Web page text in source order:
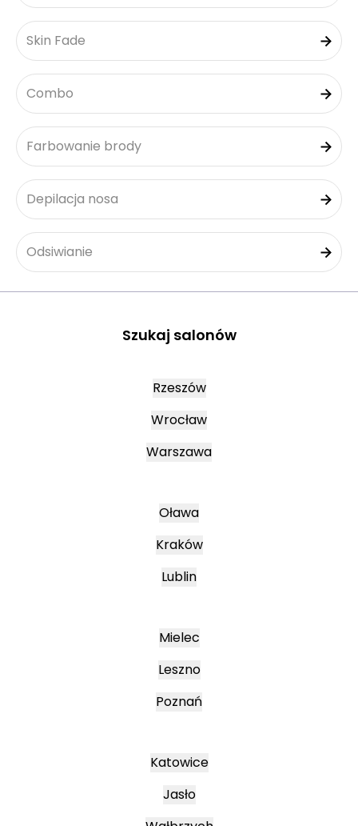
Skin Fade
Combo
Farbowanie brody
Depilacja nosa
Odsiwianie
Szukaj salonów
Rzeszów
Wrocław
Warszawa
Oława
Kraków
Lublin
Mielec
Leszno
Poznań
Katowice
Jasło